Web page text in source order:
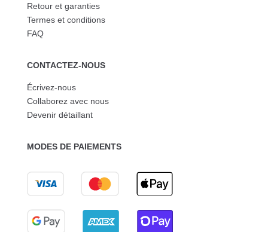
Retour et garanties
Termes et conditions
FAQ
CONTACTEZ-NOUS
Écrivez-nous
Collaborez avec nous
Devenir détaillant
MODES DE PAIEMENTS